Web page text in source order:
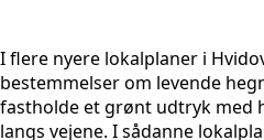
I flere nyere lokalplaner i
bestemmelser om levende
fastholde et grønt udtryk med
langs vejene. I sådanne